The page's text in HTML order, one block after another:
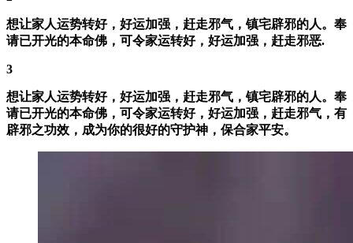
想让家人运势转好，好运加强，赶走邪气，镇宅辟邪的人。奉
请已开光的本命佛，可令家运转好，好运加强，赶走邪恶.
3
想让家人运势转好，好运加强，赶走邪气，镇宅辟邪的人。奉
请已开光的本命佛，可令家运转好，好运加强，赶走邪气，有
辟邪之功效，成为你的很好的守护神，保合家平安。